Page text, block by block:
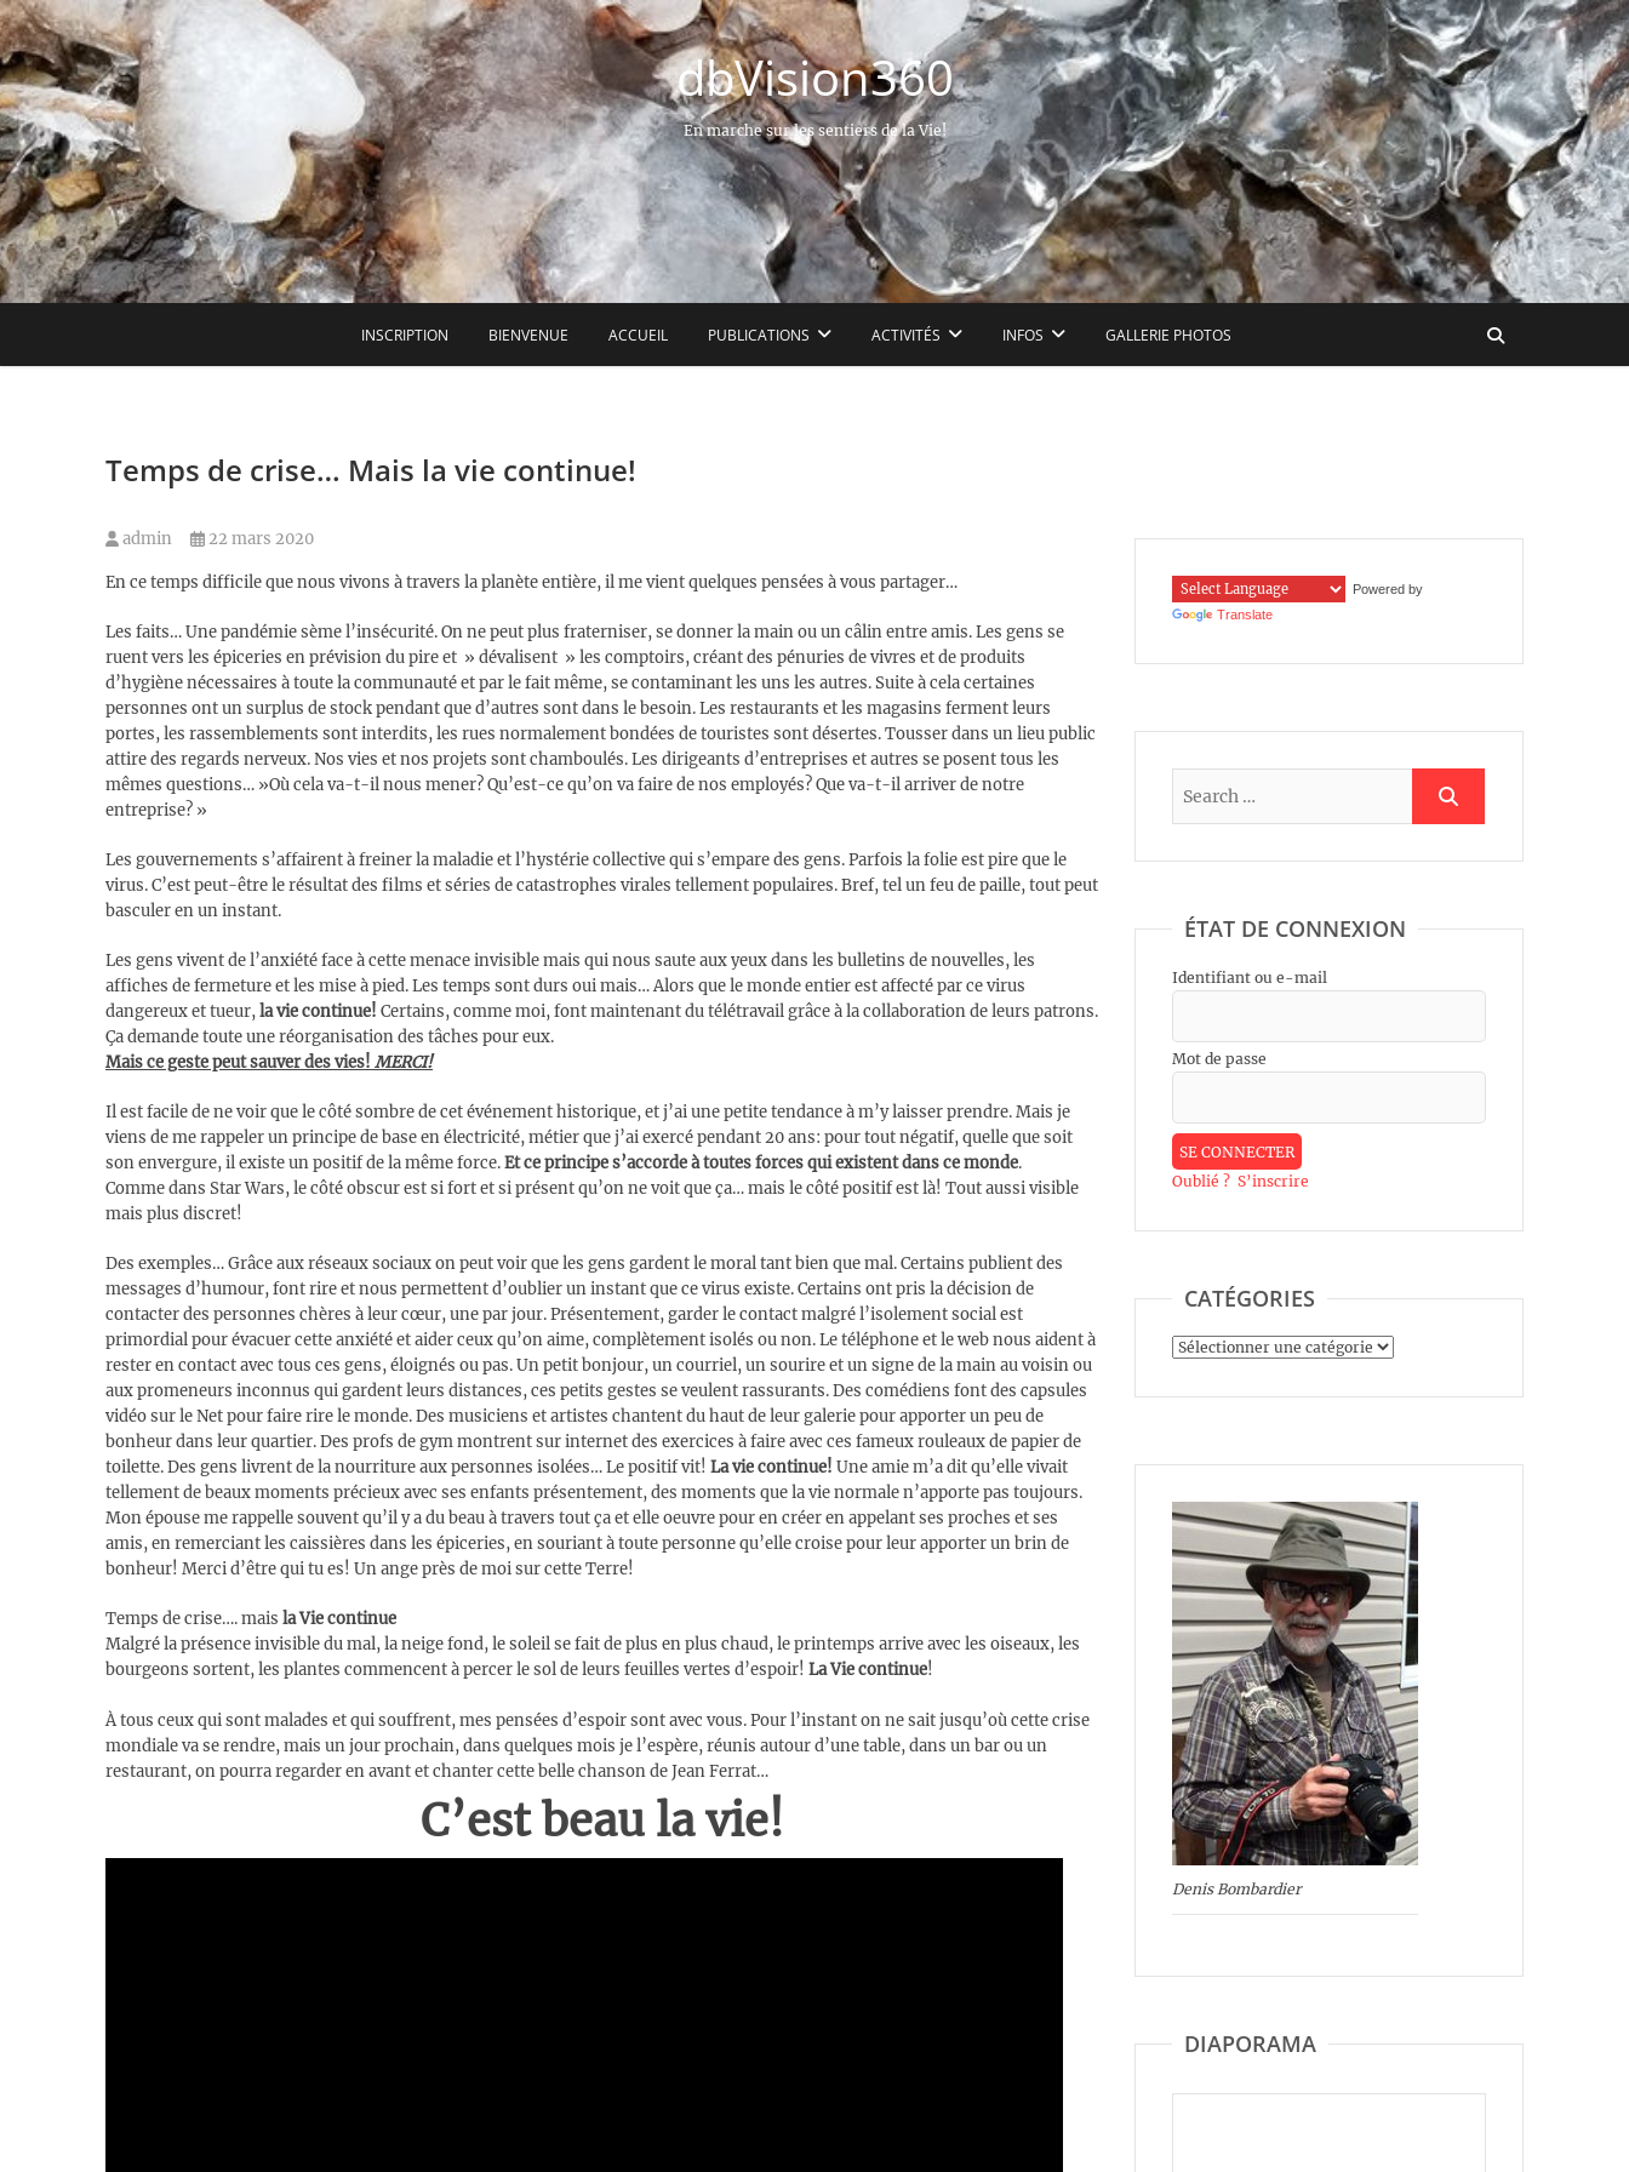
Skip
to
content
dbVision360
En marche sur les sentiers de la Vie!
INSCRIPTION BIENVENUE ACCUEIL PUBLICATIONS ACTIVITÉS INFOS GALLERIE PHOTOS
Temps de crise… Mais la vie continue!
admin 22 mars 2020
En ce temps difficile que nous vivons à travers la planète entière, il me vient quelques pensées à vous partager…
Les faits… Une pandémie sème l’insécurité. On ne peut plus fraterniser, se donner la main ou un câlin entre amis. Les gens se
ruent vers les épiceries en prévision du pire et » dévalisent » les comptoirs, créant des pénuries de vivres et de produits
d’hygiène nécessaires à toute la communauté et par le fait même, se contaminant les uns les autres. Suite à cela certaines
personnes ont un surplus de stock pendant que d’autres sont dans le besoin. Les restaurants et les magasins ferment leurs
portes, les rassemblements sont interdits, les rues normalement bondées de touristes sont désertes. Tousser dans un lieu public
attire des regards nerveux. Nos vies et nos projets sont chamboulés. Les dirigeants d’entreprises et autres se posent tous les
mêmes questions… »Où cela va-t-il nous mener? Qu’est-ce qu’on va faire de nos employés? Que va-t-il arriver de notre
entreprise? »
Les gouvernements s’affairent à freiner la maladie et l’hystérie collective qui s’empare des gens. Parfois la folie est pire que le
virus. C’est peut-être le résultat des films et séries de catastrophes virales tellement populaires. Bref, tel un feu de paille, tout peut
basculer en un instant.
Les gens vivent de l’anxiété face à cette menace invisible mais qui nous saute aux yeux dans les bulletins de nouvelles, les
affiches de fermeture et les mise à pied. Les temps sont durs oui mais… Alors que le monde entier est affecté par ce virus
dangereux et tueur,la vie continue! Certains, comme moi, font maintenant du télétravail grâce à la collaboration de leurs patrons.
Ça demande toute une réorganisation des tâches pour eux.
Mais ce geste peut sauver des vies! MERCI!
Il est facile de ne voir que le côté sombre de cet événement historique, et j’ai une petite tendance à m’y laisser prendre. Mais je
viens de me rappeler un principe de base en électricité, métier que j’ai exercé pendant 20 ans: pour tout négatif, quelle que soit
son envergure, il existe un positif de la même force.Et ce principe s’accorde à toutes forces qui existent dans ce monde.
Comme dans Star Wars, le côté obscur est si fort et si présent qu’on ne voit que ça… mais le côté positif est là! Tout aussi visible
mais plus discret!
Des exemples… Grâce aux réseaux sociaux on peut voir que les gens gardent le moral tant bien que mal. Certains publient des
messages d’humour, font rire et nous permettent d’oublier un instant que ce virus existe. Certains ont pris la décision de
contacter des personnes chères à leur cœur, une par jour. Présentement, garder le contact malgré l’isolement social est
primordial pour évacuer cette anxiété et aider ceux qu’on aime, complètement isolés ou non. Le téléphone et le web nous aident à
rester en contact avec tous ces gens, éloignés ou pas. Un petit bonjour, un courriel, un sourire et un signe de la main au voisin ou
aux promeneurs inconnus qui gardent leurs distances, ces petits gestes se veulent rassurants. Des comédiens font des capsules
vidéo sur le Net pour faire rire le monde. Des musiciens et artistes chantent du haut de leur galerie pour apporter un peu de
bonheur dans leur quartier. Des profs de gym montrent sur internet des exercices à faire avec ces fameux rouleaux de papier de
toilette. Des gens livrent de la nourriture aux personnes isolées… Le positif vit! La vie continue! Une amie m’a dit qu’elle vivait
tellement de beaux moments précieux avec ses enfants présentement, des moments que la vie normale n’apporte pas toujours.
Mon épouse me rappelle souvent qu’il y a du beau à travers tout ça et elle oeuvre pour en créer en appelant ses proches et ses
amis, en remerciant les caissières dans les épiceries, en souriant à toute personne qu’elle croise pour leur apporter un brin de
bonheur! Merci d’être qui tu es! Un ange près de moi sur cette Terre!
Temps de crise…. mais la Vie continue
Malgré la présence invisible du mal, la neige fond, le soleil se fait de plus en plus chaud, le printemps arrive avec les oiseaux, les
bourgeons sortent, les plantes commencent à percer le sol de leurs feuilles vertes d’espoir! La Vie continue!
À tous ceux qui sont malades et qui souffrent, mes pensées d’espoir sont avec vous. Pour l’instant on ne sait jusqu’où cette crise
mondiale va se rendre, mais un jour prochain, dans quelques mois je l’espère, réunis autour d’une table, dans un bar ou un
restaurant, on pourra regarder en avant et chanter cette belle chanson de Jean Ferrat…
C’est beau la vie!
Powered by
Translate
ÉTAT DE CONNEXION
Identifiant ou e-mail
Mot de passe
Oublié ? S’inscrire
CATÉGORIES
Catégories
Denis Bombardier
DIAPORAMA